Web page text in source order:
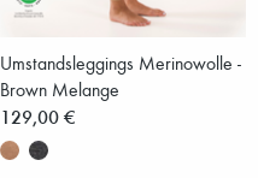
Umstandsleggings Merinowolle -
Brown Melange
129,00 €